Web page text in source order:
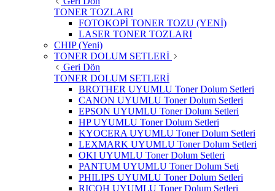
TONER TOZLARI
FOTOKOPİ TONER TOZU (YENİ)
LASER TONER TOZLARI
CHIP (Yeni)
TONER DOLUM SETLERİ
Geri Dön
TONER DOLUM SETLERİ
BROTHER UYUMLU Toner Dolum Setleri
CANON UYUMLU Toner Dolum Setleri
EPSON UYUMLU Toner Dolum Setleri
HP UYUMLU Toner Dolum Setleri
KYOCERA UYUMLU Toner Dolum Setleri
LEXMARK UYUMLU Toner Dolum Setleri
OKI UYUMLU Toner Dolum Setleri
PANTUM UYUMLU Toner Dolum Seti
PHILIPS UYUMLU Toner Dolum Setleri
RICOH UYUMLU Toner Dolum Setleri